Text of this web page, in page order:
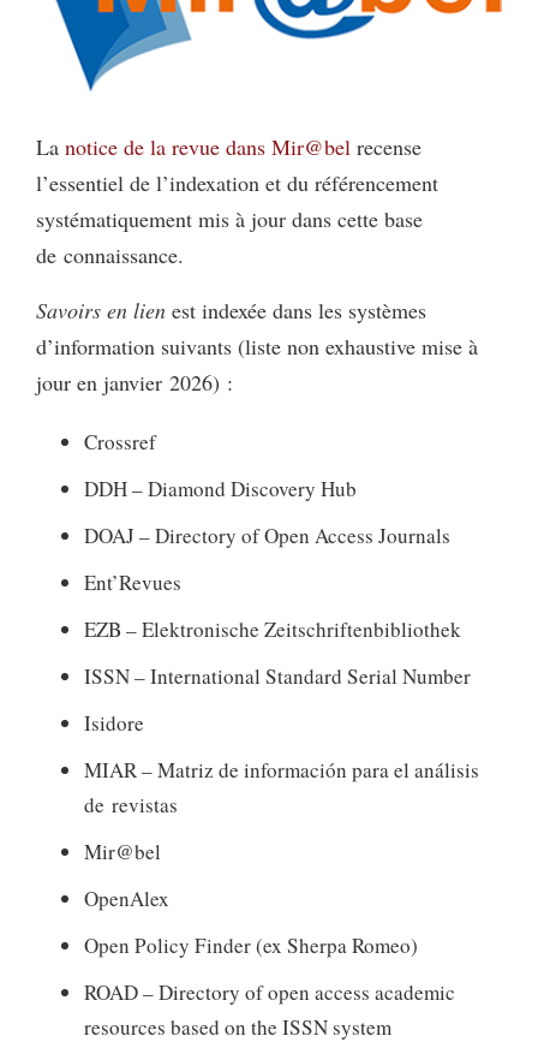
La notice de la revue dans Mir@bel recense
l’essentiel de l’indexation et du référencement
systématiquement mis à jour dans cette base
de connaissance.
Savoirs en lien est indexée dans les systèmes
d’information suivants (liste non exhaustive mise à
jour en janvier 2026) :
Crossref
DDH – Diamond Discovery Hub
DOAJ – Directory of Open Access Journals
Ent’Revues
EZB – Elektronische Zeitschriftenbibliothek
ISSN – International Standard Serial Number
Isidore
MIAR – Matriz de información para el análisis
de revistas
Mir@bel
OpenAlex
Open Policy Finder (ex Sherpa Romeo)
ROAD – Directory of open access academic
resources based on the ISSN system